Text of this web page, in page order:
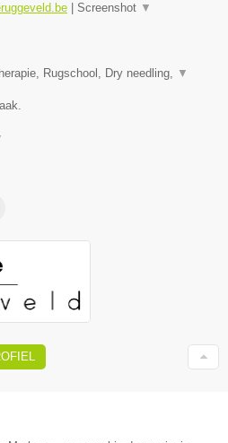
Screenshot ▼
Rugschool, Dry needling, ▼